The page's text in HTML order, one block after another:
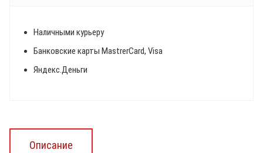
Наличными курьеру
Банковские карты MastrerCard, Visa
Яндекс.Деньги
Описание